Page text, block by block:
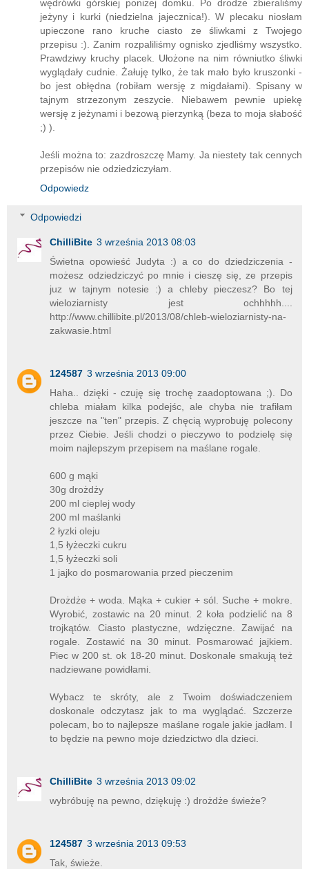
wędrówki górskiej poniżej domku. Po drodze zbieraliśmy
jeżyny i kurki (niedzielna jajecznica!). W plecaku niosłam
upieczone rano kruche ciasto ze śliwkami z Twojego
przepisu :). Zanim rozpaliliśmy ognisko zjedliśmy wszystko.
Prawdziwy kruchy placek. Ułożone na nim równiutko śliwki
wyglądały cudnie. Żałuję tylko, że tak mało było kruszonki -
bo jest obłędna (robiłam wersję z migdałami). Spisany w
tajnym strzezonym zeszycie. Niebawem pewnie upiekę
wersję z jeżynami i bezową pierzynką (beza to moja słabość
;) ).
Jeśli można to: zazdroszczę Mamy. Ja niestety tak cennych
przepisów nie odziedziczyłam.
Odpowiedz
Odpowiedzi
ChilliBite 3 września 2013 08:03
Świetna opowieść Judyta :) a co do dziedziczenia -
możesz odziedziczyć po mnie i cieszę się, ze przepis
juz w tajnym notesie :) a chleby pieczesz? Bo tej
wieloziarnisty jest ochhhhh....
http://www.chillibite.pl/2013/08/chleb-wieloziarnisty-na-
zakwasie.html
124587 3 września 2013 09:00
Haha.. dzięki - czuję się trochę zaadoptowana ;). Do
chleba miałam kilka podejśc, ale chyba nie trafiłam
jeszcze na "ten" przepis. Z chęcią wyprobuję polecony
przez Ciebie. Jeśli chodzi o pieczywo to podzielę się
moim najlepszym przepisem na maślane rogale.
600 g mąki
30g drożdży
200 ml cieplej wody
200 ml maślanki
2 łyzki oleju
1,5 łyżeczki cukru
1,5 łyżeczki soli
1 jajko do posmarowania przed pieczenim
Drożdże + woda. Mąka + cukier + sól. Suche + mokre.
Wyrobić, zostawic na 20 minut. 2 koła podzielić na 8
trojkątów. Ciasto plastyczne, wdzięczne. Zawijać na
rogale. Zostawić na 30 minut. Posmarować jajkiem.
Piec w 200 st. ok 18-20 minut. Doskonale smakują też
nadziewane powidłami.
Wybacz te skróty, ale z Twoim doświadczeniem
doskonale odczytasz jak to ma wyglądać. Szczerze
polecam, bo to najlepsze maślane rogale jakie jadłam. I
to będzie na pewno moje dziedzictwo dla dzieci.
ChilliBite 3 września 2013 09:02
wybróbuję na pewno, dziękuję :) drożdże świeże?
124587 3 września 2013 09:53
Tak, świeże.